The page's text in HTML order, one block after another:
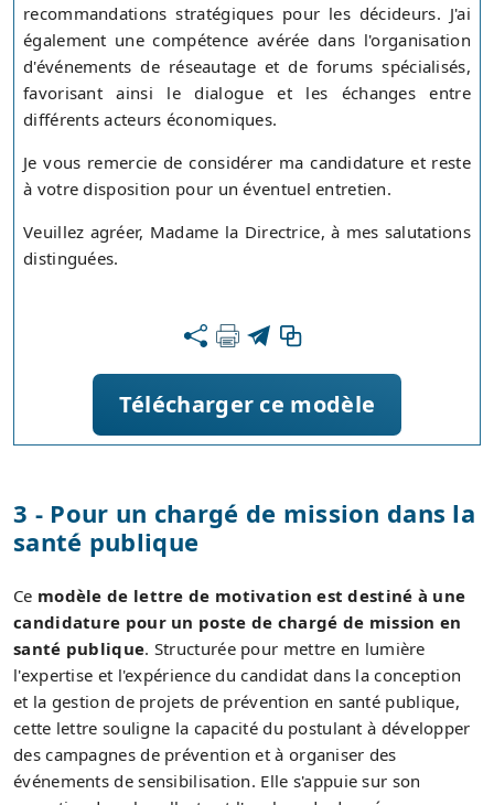
recommandations stratégiques pour les décideurs. J'ai
également une compétence avérée dans l'organisation
d'événements de réseautage et de forums spécialisés,
favorisant ainsi le dialogue et les échanges entre
différents acteurs économiques.
Je vous remercie de considérer ma candidature et reste
à votre disposition pour un éventuel entretien.
Veuillez agréer, Madame la Directrice, à mes salutations
distinguées.
Télécharger ce modèle
3 - Pour un chargé de mission dans la
santé publique
Ce modèle de lettre de motivation est destiné à une
candidature pour un poste de chargé de mission en
santé publique. Structurée pour mettre en lumière
l'expertise et l'expérience du candidat dans la conception
et la gestion de projets de prévention en santé publique,
cette lettre souligne la capacité du postulant à développer
des campagnes de prévention et à organiser des
événements de sensibilisation. Elle s'appuie sur son